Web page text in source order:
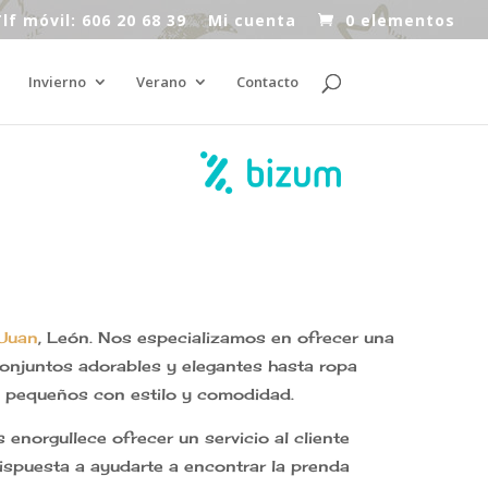
móvil: 606 20 68 39 Mi cuenta 0 elementos
Invierno Verano Contacto
, León. Nos especializamos en ofrecer una
adorables y elegantes hasta ropa
con estilo y comodidad.
ofrecer un servicio al cliente
a ayudarte a encontrar la prenda